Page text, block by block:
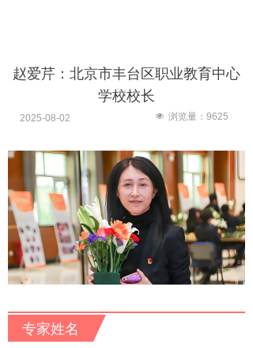
赵爱芹：北京市丰台区职业教育中心
学校校长
2025-08-02 넶 浏览量： 9625
专家姓名